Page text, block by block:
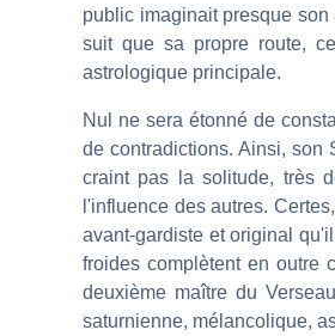
public imaginait presque
suit que sa propre route,
astrologique principale.
Nul ne sera étonné de
de contradictions. Ainsi, son
craint pas la solitude, très
l'influence des autres.
avant-gardiste et original
froides complètent en outre
deuxième maître du
saturnienne, mélancolique,